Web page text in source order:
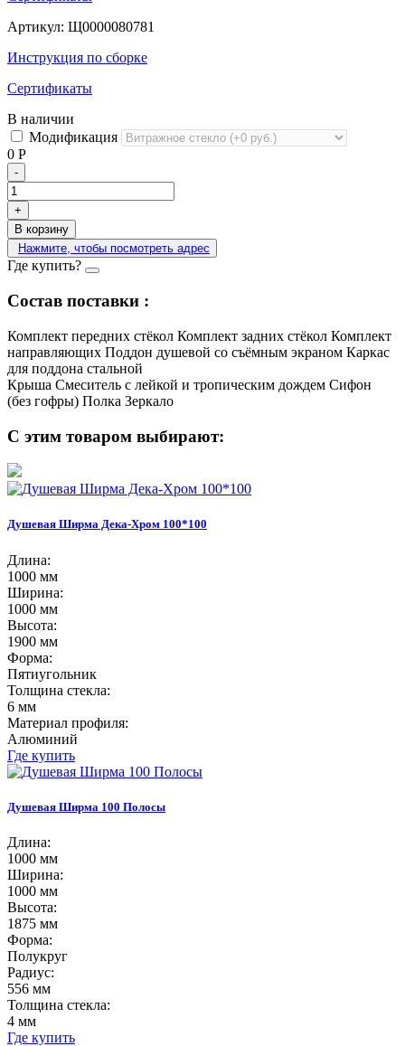
Артикул: Щ0000080781
Инструкция по сборке
Сертификаты
В наличии
Модификация
0 Р
-
+
В корзину
Нажмите, чтобы посмотреть адрес
Где купить?
Состав поставки :
Комплект передних стёкол Комплект задних стёкол Комплект
направляющих Поддон душевой со съёмным экраном Каркас
для поддона стальной
Крыша Смеситель с лейкой и тропическим дождем Сифон
(без гофры) Полка Зеркало
С этим товаром выбирают:
Душевая Ширма Дека-Хром 100*100
Длина:
1000 мм
Ширина:
1000 мм
Высота:
1900 мм
Форма:
Пятиугольник
Толщина стекла:
6 мм
Материал профиля:
Алюминий
Где купить
Душевая Ширма 100 Полосы
Длина:
1000 мм
Ширина:
1000 мм
Высота:
1875 мм
Форма:
Полукруг
Радиус:
556 мм
Толщина стекла:
4 мм
Где купить